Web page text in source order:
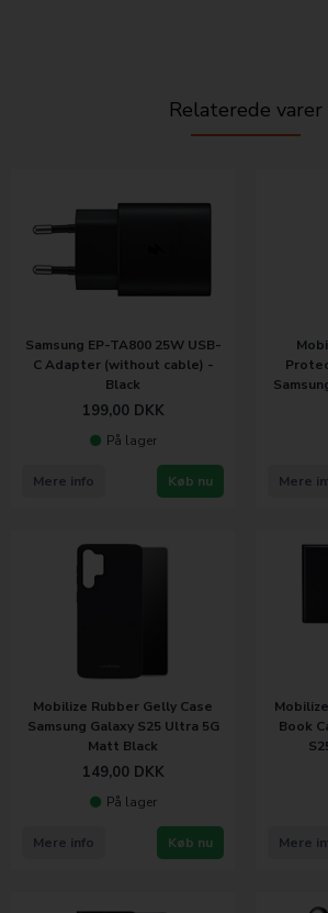
Relaterede varer
Samsung EP-TA800 25W USB-
C Adapter (without cable) -
Black
199,00 DKK
På lager
Køb nu
Mere info Mere
Mobilize Rubber Gelly Case
Samsung Galaxy S25 Ultra 5G
Matt Black
149,00 DKK
På lager
Køb nu
Mere info
Book
Mere